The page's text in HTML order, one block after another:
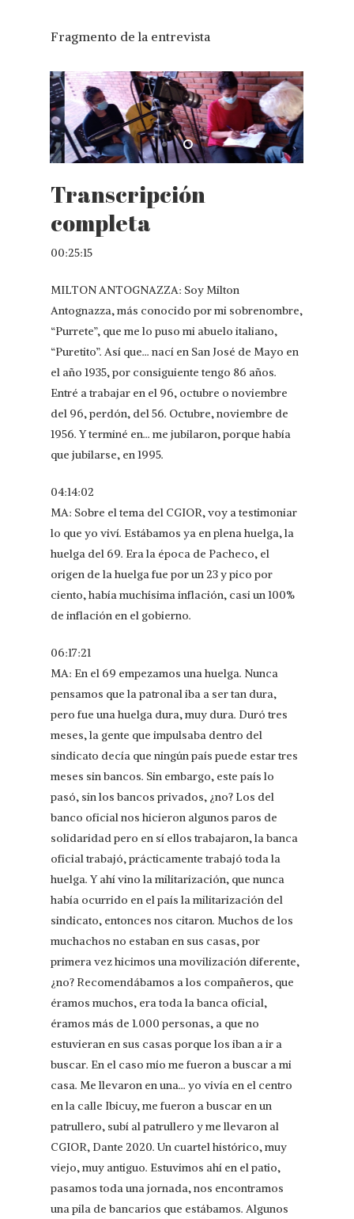
Fragmento de la entrevista
Transcripción
completa
00:25:15
MILTON ANTOGNAZZA: Soy Milton
Antognazza, más conocido por mi sobrenombre,
“Purrete”, que me lo puso mi abuelo italiano,
“Puretito”. Así que… nací en San José de Mayo en
el año 1935, por consiguiente tengo 86 años.
Entré a trabajar en el 96, octubre o noviembre
del 96, perdón, del 56. Octubre, noviembre de
1956. Y terminé en… me jubilaron, porque había
que jubilarse, en 1995.
04:14:02
MA: Sobre el tema del CGIOR, voy a testimoniar
lo que yo viví. Estábamos ya en plena huelga, la
huelga del 69. Era la época de Pacheco, el
origen de la huelga fue por un 23 y pico por
ciento, había muchísima inflación, casi un 100%
de inflación en el gobierno.
06:17:21
MA: En el 69 empezamos una huelga. Nunca
pensamos que la patronal iba a ser tan dura,
pero fue una huelga dura, muy dura. Duró tres
meses, la gente que impulsaba dentro del
sindicato decía que ningún país puede estar tres
meses sin bancos. Sin embargo, este país lo
pasó, sin los bancos privados, ¿no? Los del
banco oficial nos hicieron algunos paros de
solidaridad pero en sí ellos trabajaron, la banca
oficial trabajó, prácticamente trabajó toda la
huelga. Y ahí vino la militarización, que nunca
había ocurrido en el país la militarización del
sindicato, entonces nos citaron. Muchos de los
muchachos no estaban en sus casas, por
primera vez hicimos una movilización diferente,
¿no? Recomendábamos a los compañeros, que
éramos muchos, era toda la banca oficial,
éramos más de 1.000 personas, a que no
estuvieran en sus casas porque los iban a ir a
buscar. En el caso mío me fueron a buscar a mi
casa. Me llevaron en una… yo vivía en el centro
en la calle Ibicuy, me fueron a buscar en un
patrullero, subí al patrullero y me llevaron al
CGIOR, Dante 2020. Un cuartel histórico, muy
viejo, muy antiguo. Estuvimos ahí en el patio,
pasamos toda una jornada, nos encontramos
una pila de bancarios que estábamos. Algunos